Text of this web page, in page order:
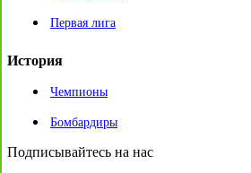
Первая лига
История
Чемпионы
Бомбардиры
Подписывайтесь на нас